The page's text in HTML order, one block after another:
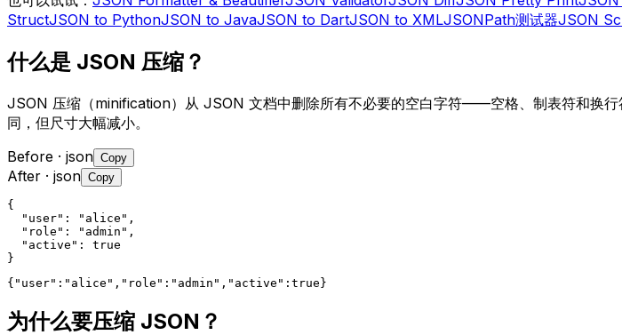
StructJSON to PythonJSON to JavaJSON to DartJSON to XMLJSONPath测试器JSON
什么是 JSON 压缩？
JSON 压缩（minification）从 JSON 文档中删除所有不必要的空白字符——空格、制表符和换
同，但尺寸大幅减小。
Before · json Copy
After · json Copy
{
  "user": "alice",
  "role": "admin",
  "active": true
}
{"user":"alice","role":"admin","active":true}
为什么要压缩 JSON？